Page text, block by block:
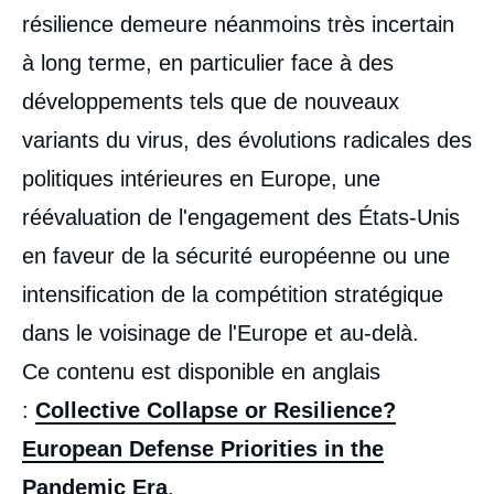
résilience demeure néanmoins très incertain
à long terme, en particulier face à des
développements tels que de nouveaux
variants du virus, des évolutions radicales des
politiques intérieures en Europe, une
réévaluation de l'engagement des États-Unis
en faveur de la sécurité européenne ou une
intensification de la compétition stratégique
dans le voisinage de l'Europe et au-delà.
Ce contenu est disponible en anglais
: Collective Collapse or Resilience?
European Defense Priorities in the
Pandemic Era.
de
de
publication
Corentin BRUSTLEIN, Félix ARTEAGA, Rob
DE WIJK, Yvonni EFSTATHIOU, Claudia
MÖLLING, Alice PANNIER, Magnus
PASTERNAK, Marcin TERLIKOWSKI, Peter
WATKINS, « Collective Collapse or